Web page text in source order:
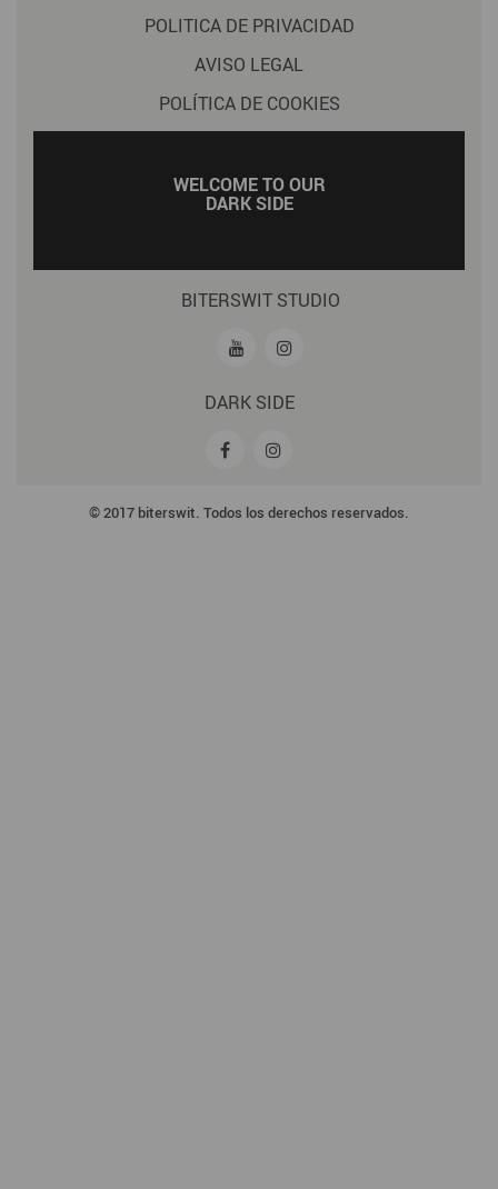
POLITICA DE PRIVACIDAD
AVISO LEGAL
POLÍTICA DE COOKIES
WELCOME TO OUR
DARK SIDE
BITERSWIT STUDIO
DARK SIDE
© 2017 biterswit. Todos los derechos reservados.